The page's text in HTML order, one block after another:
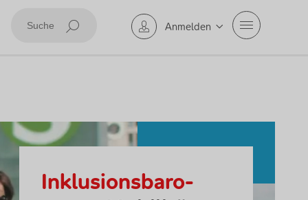
Anmelden Mobile
Inklusions­baro­